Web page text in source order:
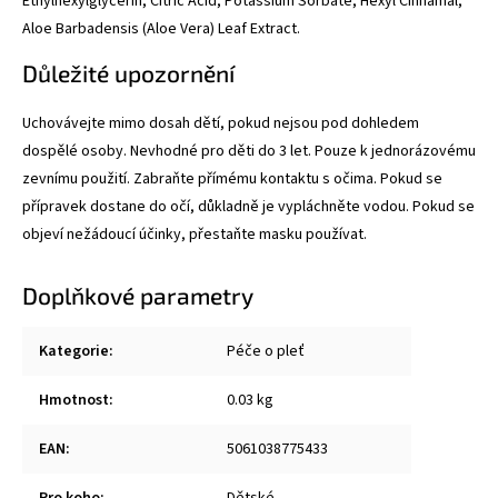
Aloe Barbadensis (Aloe Vera) Leaf Extract.
Důležité upozornění
Uchovávejte mimo dosah dětí, pokud nejsou pod dohledem
dospělé osoby. Nevhodné pro děti do 3 let. Pouze k jednorázovému
zevnímu použití. Zabraňte přímému kontaktu s očima. Pokud se
přípravek dostane do očí, důkladně je vypláchněte vodou. Pokud se
objeví nežádoucí účinky, přestaňte masku používat.
Doplňkové parametry
Kategorie: Péče o pleť
Hmotnost: 0.03 kg
EAN: 5061038775433